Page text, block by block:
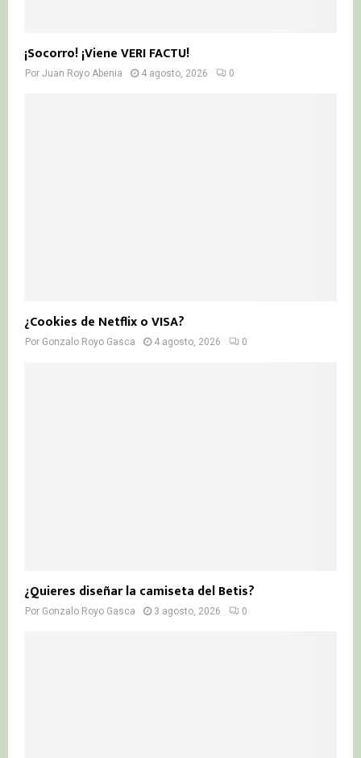
¡Socorro! ¡Viene VERI FACTU!
Por Juan Royo Abenia 4 agosto, 2026 0
¿Cookies de Netflix o VISA?
Por Gonzalo Royo Gasca 4 agosto, 2026 0
¿Quieres diseñar la camiseta del Betis?
Por Gonzalo Royo Gasca 3 agosto, 2026 0